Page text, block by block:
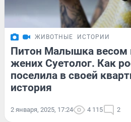
ЖИВОТНЫЕ ИСТОРИИ
Питон Малышка весом
жених Суетолог. Как
поселила в своей
история
2 января, 2025, 17:24 4 115 2